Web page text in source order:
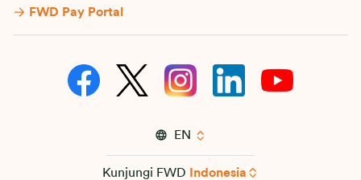
FWD Pay Portal
EN
Kunjungi FWD Indonesia